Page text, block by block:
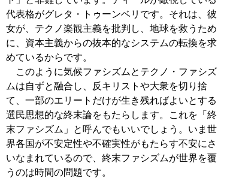
代表格がグレタ・トゥーンベリです。それは、彼
女が、テクノ楽観主義を批判し、地球を救うため
に、資本主義からの抜本的なシステムの転換を求
めているからです。
このように気候ファシズムとテクノ・ファシズ
ムは自ずと融合し、反キリストや大衆を切り捨
て、一部のエリートだけが生き残ればよいとする
選民思想的な終末論をもたらします。これを「終
末ファシズム」と呼んでもいいでしょう。いま世
界各国が不安定性や不確実性がもたらす不安にさ
いなまれているので、終末ファシズムが世界を覆
うのは時間の問題です。